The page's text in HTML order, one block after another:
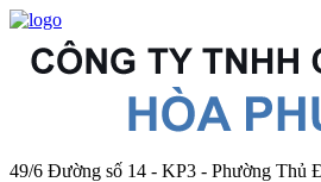
49/6 Đường số 14 - KP3 - Phường Thủ